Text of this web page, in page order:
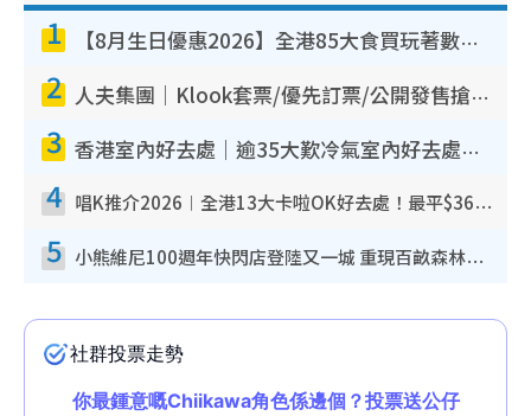
1 【8月生日優惠2026】全港85大食買玩著數攻略 自助餐/火鍋放題同行免費＋誠品/DONKI送現金券
2 人夫集團｜Klook套票/優先訂票/公開發售搶飛攻略！附票價.購票連結.場地座位表
3 香港室內好去處｜逾35大歎冷氣室內好去處推介 室內活動免費避雨無懼落雨
4 唱K推介2026︱全港13大卡啦OK好去處！最平$36起 日文K都有！(附地址+收費詳情)
5 小熊維尼100週年快閃店登陸又一城 重現百畝森林經典場景／獨家限定盲盒登場／專屬DIY香水